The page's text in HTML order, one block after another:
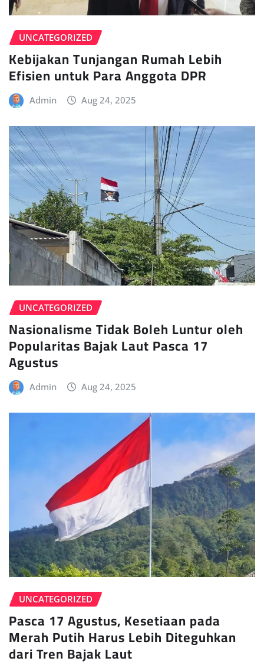
UNCATEGORIZED
Kebijakan Tunjangan Rumah Lebih
Efisien untuk Para Anggota DPR
Admin Aug 24, 2025
UNCATEGORIZED
Nasionalisme Tidak Boleh Luntur oleh
Popularitas Bajak Laut Pasca 17
Agustus
Admin Aug 24, 2025
UNCATEGORIZED
Pasca 17 Agustus, Kesetiaan pada
Merah Putih Harus Lebih Diteguhkan
dari Tren Bajak Laut